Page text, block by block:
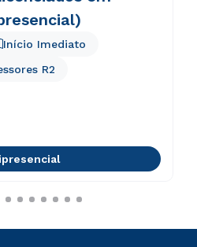
Início Imediato
R2